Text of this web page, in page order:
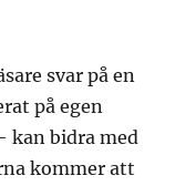
svar på en
på egen
kan bidra med
kommer att